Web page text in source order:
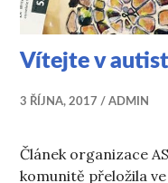
Vítejte v
3 ŘÍJNA, 2017 ADMIN
Článek organizace
komunitě přeložila